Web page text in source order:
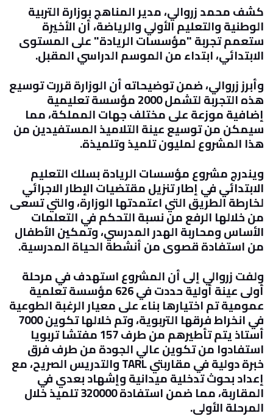
كشف محمد زروالي، مدير المناهج بوزارة التربية
الوطنية والتعليم الأولي والرياضة، أن الأخيرة
ستعمم تجربة "مؤسسات الريادة" على المستوى
الابتدائي، ابتداء من الموسم الدراسي المقبل.
وأبرز زروالي، ضمن توضيحاتهأن الوزارة قررت توسيع
هذه التجربة لتشمل 2000 مؤسسة تعليمية
إضافية موزعة على مختلف جهات المملكة، مما
سيمكن من توسيع عينة التلاميذ المستفيدين من
هذا المشروع لمليون تلميذ وتلميذة.
ويندرج مشروع مؤسسات الريادة بسلك التعليم
الابتدائي في إطار تنزيل مقتضيات الإطار الاجرائي
لخارطة الطريق التي اعتمدتها الوزارة، والتي تسعى
من خلالها الرفع من نسبة التحكم في التعلمات
الأساس ومحاربة الهدر المدرسي، وتمكين الأطفال
من استفادة قصوى من أنشطة الحياة المدرسية.
ولفت زروالي إلى أن المشروع استهدف في مرحلة
أولى عينة أولية حددت في 626 مؤسسة تعلمية
عمومية تم اختيارها بناء على معيار الرغبة الطوعية
في انخراط فرقها التربوية، وتم خلالها تكوين 7000
أستاذ يتم تأطيرهم من طرف 157 مفتشا تربويا
استفادوا من تكوين عالي الجودة من طرف فرق
خبرة دولية في مقاربتيTARLوالتدريس الصريح، مع
إعداد بحوث تدخلية ميدانية وإشهاد بعدي في
المقاربة، مما ضمن استفادة 320000 تلميذ خلال
المرحلة الأولى.